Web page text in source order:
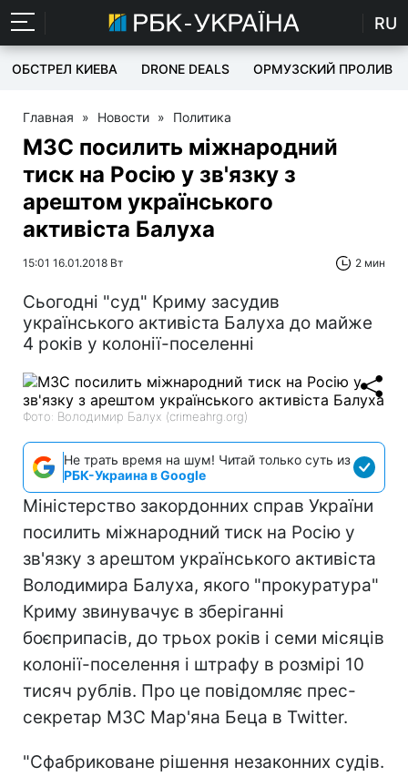
RU
ОБСТРЕЛ КИЕВА DRONE DEALS ОРМУЗСКИЙ ПРОЛИВ
Главная » Новости » Политика
МЗС посилить міжнародний
тиск на Росію у зв'язку з
арештом українського
активіста Балуха
15:01 16.01.2018 Вт 2 мин
Сьогодні "суд" Криму засудив
українського активіста Балуха до майже
4 років у колонії-поселенні
Фото: Володимир Балух (crimeahrg.org)
Не трать время на шум! Читай только суть из
РБК-Украина в Google
Міністерство закордонних справ України
посилить міжнародний тиск на Росію у
зв'язку з арештом українського активіста
Володимира Балуха, якого "прокуратура"
Криму звинувачує в зберіганні
боєприпасів, до трьох років і семи місяців
колонії-поселення і штрафу в розмірі 10
тисяч рублів. Про це повідомляє прес-
секретар МЗС Мар'яна Беца в Twitter.
"Сфабриковане рішення незаконних судів.